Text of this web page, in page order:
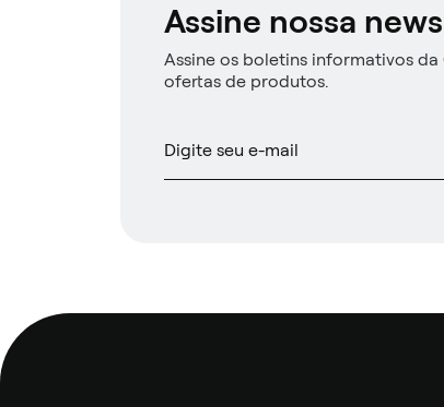
Assine nossa
Assine os boletins informativos
ofertas de produtos.